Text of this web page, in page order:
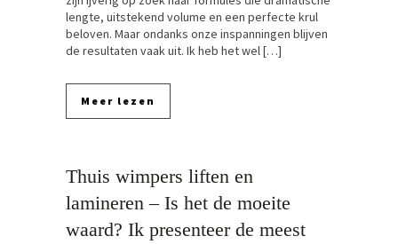
lengte, uitstekend volume en een perfecte krul
beloven. Maar ondanks onze inspanningen blijven
de resultaten vaak uit. Ik heb het wel […]
Meer lezen
Thuis wimpers liften en
lamineren – Is het de moeite
waard? Ik presenteer de meest